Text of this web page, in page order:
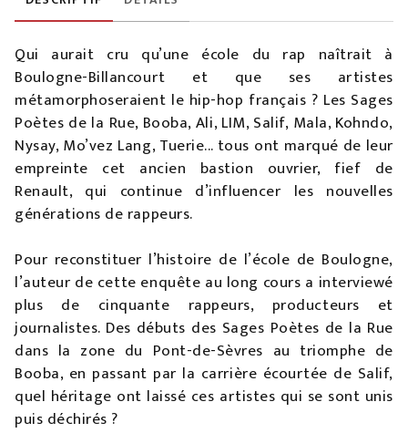
Qui aurait cru qu’une école du rap naîtrait à
Boulogne-Billancourt et que ses artistes
métamorphoseraient le hip-hop français ? Les Sages
Poètes de la Rue, Booba, Ali, LIM, Salif, Mala, Kohndo,
Nysay, Mo’vez Lang, Tuerie... tous ont marqué de leur
empreinte cet ancien bastion ouvrier, fief de
Renault, qui continue d’influencer les nouvelles
générations de rappeurs.
Pour reconstituer l’histoire de l’école de Boulogne,
l’auteur de cette enquête au long cours a interviewé
plus de cinquante rappeurs, producteurs et
journalistes. Des débuts des Sages Poètes de la Rue
dans la zone du Pont-de-Sèvres au triomphe de
Booba, en passant par la carrière écourtée de Salif,
quel héritage ont laissé ces artistes qui se sont unis
puis déchirés ?